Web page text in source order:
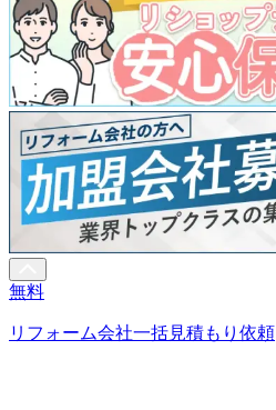
無料
リフォーム会社一括見積もり依頼